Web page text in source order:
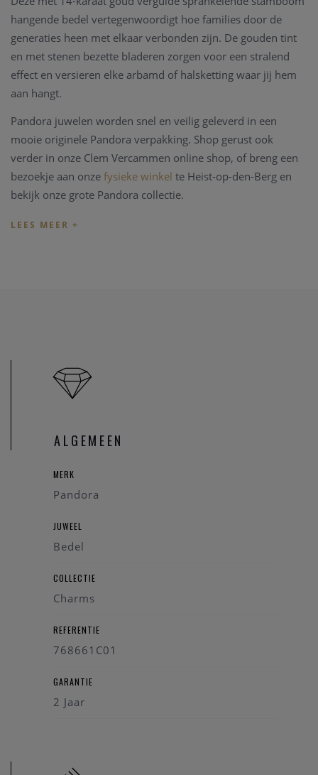
hangende bedel vertegenwoordigt hoe families door de
generaties heen met elkaar verbonden zijn. De gouden tint
en met stenen bezette bladeren zorgen voor een stralend
effect en versieren elke arbamd of halsketting waar jij hem
aan hangt.
Pandora juwelen worden snel en veilig geleverd in een
mooie originele Pandora verpakking. Shop gerust ook
verder in onze Clem Vercammen online shop, of breng een
bezoekje aan onze fysieke winkel te Heist-op-den-Berg en
bekijk onze grote Pandora collectie.
ALGEMEEN
MERK
Pandora
JUWEEL
Bedel
COLLECTIE
Charms
REFERENTIE
768661C01
GARANTIE
2 Jaar